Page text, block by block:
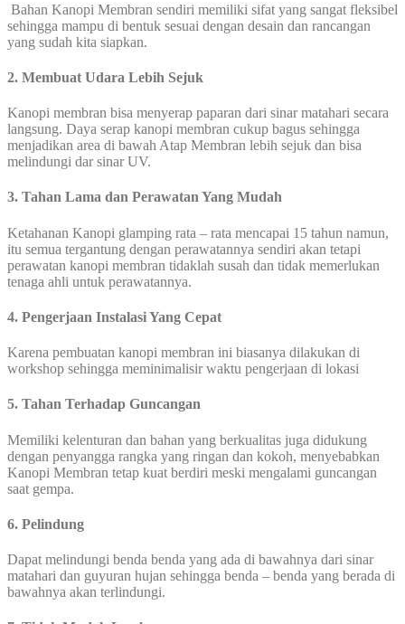
Bahan Kanopi Membran sendiri memiliki sifat yang sangat fleksibel
sehingga mampu di bentuk sesuai dengan desain dan rancangan
yang sudah kita siapkan.
2. Membuat Udara Lebih Sejuk
Kanopi membran bisa menyerap paparan dari sinar matahari secara
langsung. Daya serap kanopi membran cukup bagus sehingga
menjadikan area di bawah Atap Membran lebih sejuk dan bisa
melindungi dar sinar UV.
3. Tahan Lama dan Perawatan Yang Mudah
Ketahanan Kanopi glamping rata – rata mencapai 15 tahun namun,
itu semua tergantung dengan perawatannya sendiri akan tetapi
perawatan kanopi membran tidaklah susah dan tidak memerlukan
tenaga ahli untuk perawatannya.
4. Pengerjaan Instalasi Yang Cepat
Karena pembuatan kanopi membran ini biasanya dilakukan di
workshop sehingga meminimalisir waktu pengerjaan di lokasi
5. Tahan Terhadap Guncangan
Memiliki kelenturan dan bahan yang berkualitas juga didukung
dengan penyangga rangka yang ringan dan kokoh, menyebabkan
Kanopi Membran tetap kuat berdiri meski mengalami guncangan
saat gempa.
6. Pelindung
Dapat melindungi benda benda yang ada di bawahnya dari sinar
matahari dan guyuran hujan sehingga benda – benda yang berada di
bawahnya akan terlindungi.